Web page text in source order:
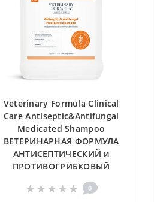
Veterinary Formula Clinical
Care Antiseptic&Antifungal
Medicated Shampoo
ВЕТЕРИНАРНАЯ ФОРМУЛА
АНТИСЕПТИЧЕСКИЙ и
ПРОТИВОГРИБКОВЫЙ
хлоридом бензетония и
0